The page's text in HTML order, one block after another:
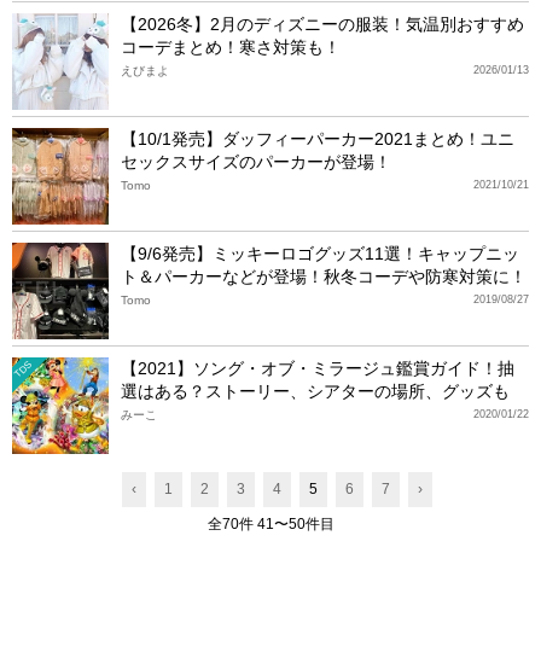
【2026冬】2月のディズニーの服装！気温別おすすめ
コーデまとめ！寒さ対策も！
2026/01/13
えびまよ
【10/1発売】ダッフィーパーカー2021まとめ！ユニ
セックスサイズのパーカーが登場！
2021/10/21
Tomo
【9/6発売】ミッキーロゴグッズ11選！キャップニッ
ト＆パーカーなどが登場！秋冬コーデや防寒対策に！
2019/08/27
Tomo
TDS
【2021】ソング・オブ・ミラージュ鑑賞ガイド！抽
選はある？ストーリー、シアターの場所、グッズも
2020/01/22
みーこ
‹ 1 2 3 4 5 6 7 ›
全70件 41〜50件目